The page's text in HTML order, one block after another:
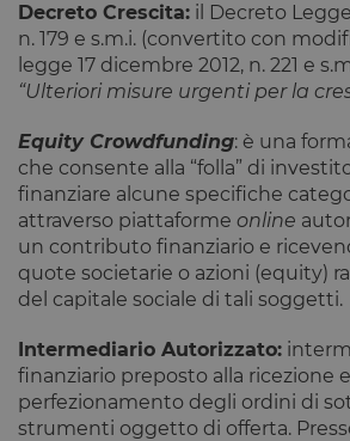
Decreto Crescita: il Decreto
n. 179 e s.m.i. (convertito con
legge 17 dicembre 2012, n. 221 e
“Ulteriori misure urgenti per la
Equity Crowdfunding: è una
che consente alla “folla” di
finanziare alcune specifiche
attraverso piattaforme online
un contributo finanziario e
quote societarie o azioni (equity)
del capitale sociale di tali soggetti.
Intermediario Autorizzato:
finanziario preposto alla ricezione e
perfezionamento degli ordini di
strumenti oggetto di offerta.